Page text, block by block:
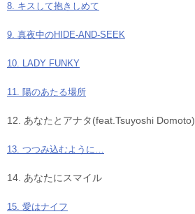
8. キスして抱きしめて
9. 真夜中のHIDE-AND-SEEK
10. LADY FUNKY
11. 陽のあたる場所
12. あなたとアナタ(feat.Tsuyoshi Domoto)
13. つつみ込むように…
14. あなたにスマイル
15. 愛はナイフ